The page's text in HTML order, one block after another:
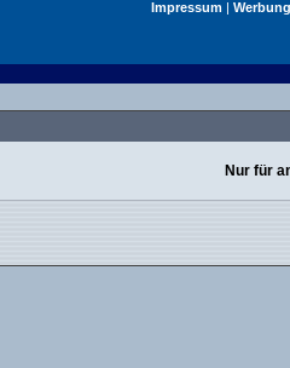
Impressum| Werbung
Nur für